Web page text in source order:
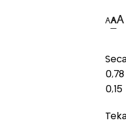
AAA
0,15